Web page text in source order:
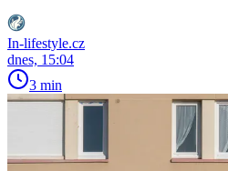
In-lifestyle.cz
dnes, 15:04
3 min